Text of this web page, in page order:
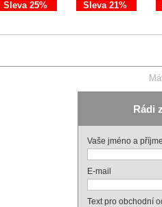
Sleva 25% Sleva 21%
Rádi
Vaše jméno a
E-mail
Text pro obchodní